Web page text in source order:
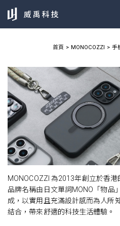
首頁 MONOCOZZI 手
MONOCOZZI 為2013年創立於香港
品牌名稱由日文單詞MONO「物品
成，以實用且充滿設計感而為人所
結合，帶來舒適的科技生活體驗。